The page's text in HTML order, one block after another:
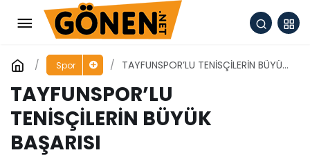
Spor
TAYFUNSPOR’LU TENİSÇİLERİN BÜYÜK
TAYFUNSPOR’LU
TENİSÇİLERİN BÜYÜK
BAŞARISI